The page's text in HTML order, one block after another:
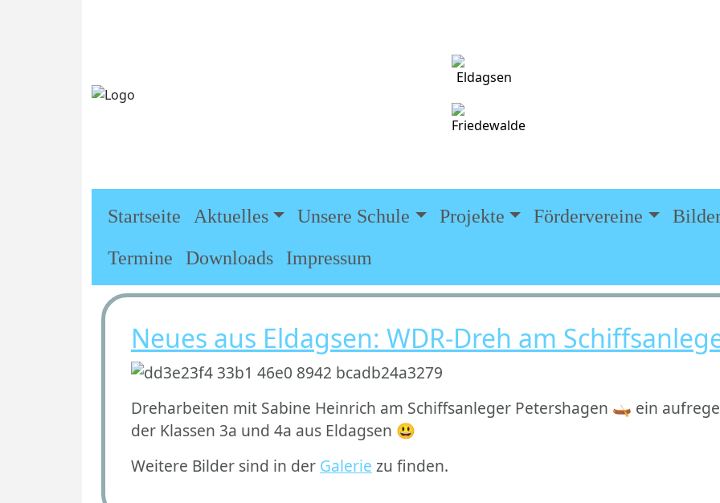
Startseite Aktuelles Unsere Schule Projekte Fördervereine
Termine
Downloads Impressum
Neues aus Eldagsen: WDR-Dreh am
Dreharbeiten mit Sabine Heinrich am Schiffsanleger Petershagen 🛶 ein
der Klassen 3a und 4a aus Eldagsen 😃
Weitere Bilder sind in der Galerie zu finden.